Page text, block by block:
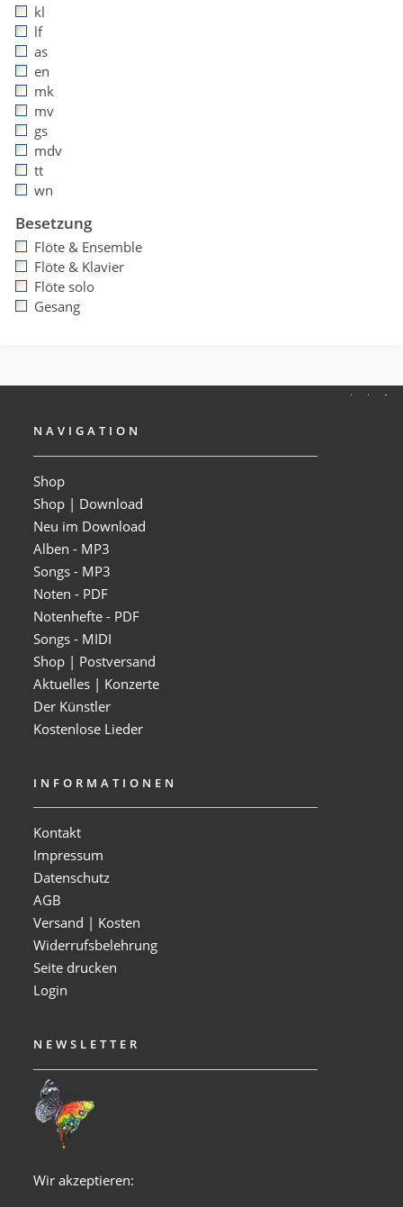
kl
lf
as
en
mk
mv
gs
mdv
tt
wn
Besetzung
Flöte & Ensemble
Flöte & Klavier
Flöte solo
Gesang
NAVIGATION
Shop
Shop | Download
Neu im Download
Alben - MP3
Songs - MP3
Noten - PDF
Notenhefte - PDF
Songs - MIDI
Shop | Postversand
Aktuelles | Konzerte
Der Künstler
Kostenlose Lieder
INFORMATIONEN
Kontakt
Impressum
Datenschutz
AGB
Versand | Kosten
Widerrufsbelehrung
Seite drucken
Login
NEWSLETTER
Wir akzeptieren: